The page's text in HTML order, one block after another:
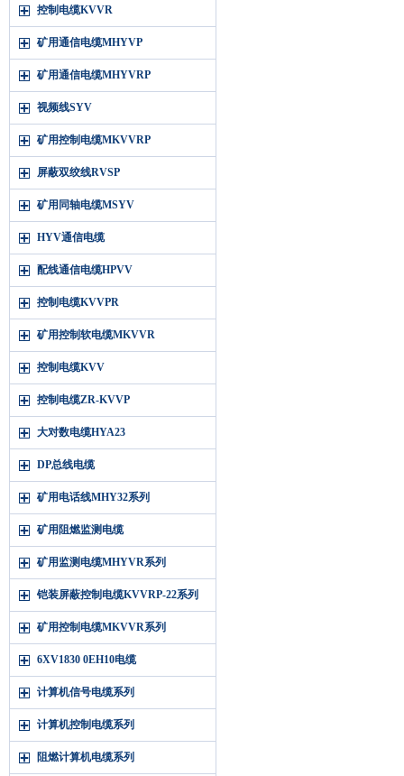
控制电缆KVVR
矿用通信电缆MHYVP
矿用通信电缆MHYVRP
视频线SYV
矿用控制电缆MKVVRP
屏蔽双绞线RVSP
矿用同轴电缆MSYV
HYV通信电缆
配线通信电缆HPVV
控制电缆KVVPR
矿用控制软电缆MKVVR
控制电缆KVV
控制电缆ZR-KVVP
大对数电缆HYA23
DP总线电缆
矿用电话线MHY32系列
矿用阻燃监测电缆
矿用监测电缆MHYVR系列
铠装屏蔽控制电缆KVVRP-22系列
矿用控制电缆MKVVR系列
6XV1830 0EH10电缆
计算机信号电缆系列
计算机控制电缆系列
阻燃计算机电缆系列